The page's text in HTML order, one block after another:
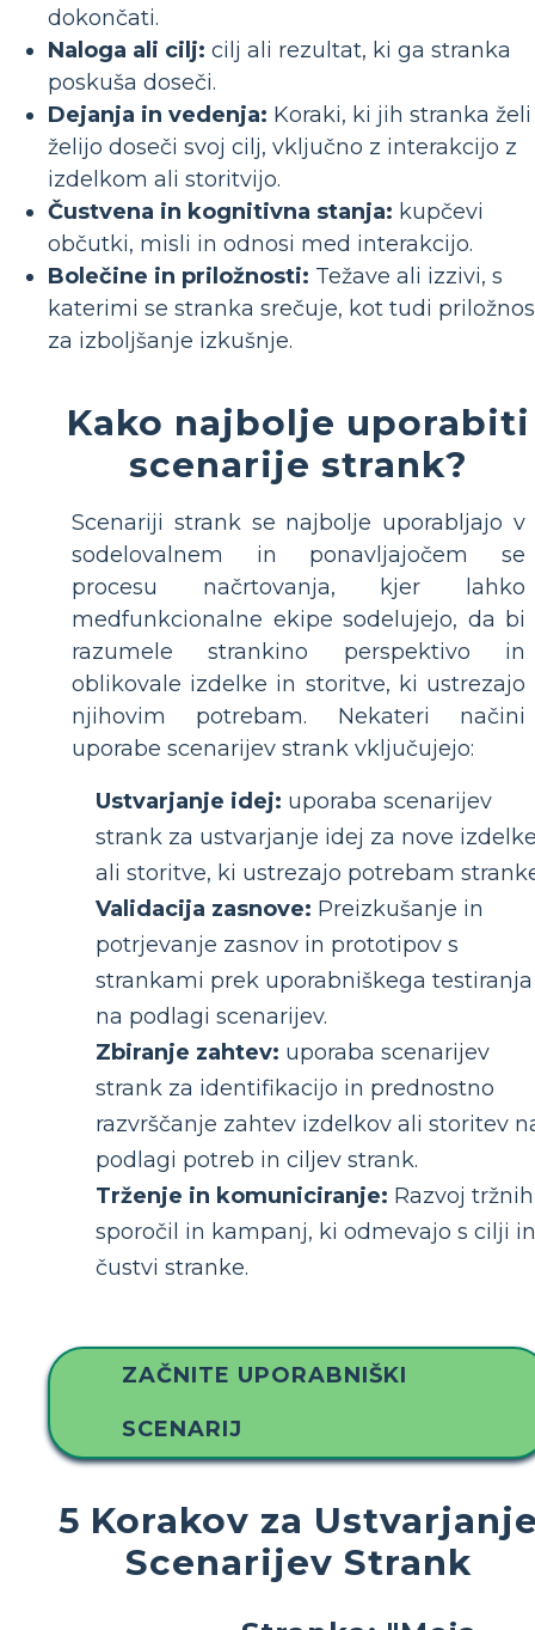
dokončati.
Naloga ali cilj: cilj ali rezultat, ki ga stranka
poskuša doseči.
Dejanja in vedenja: Koraki, ki jih stranka želi
želijo doseči svoj cilj, vključno z interakcijo z
izdelkom ali storitvijo.
Čustvena in kognitivna stanja: kupčevi
občutki, misli in odnosi med interakcijo.
Bolečine in priložnosti: Težave ali izzivi, s
katerimi se stranka srečuje, kot tudi
za izboljšanje izkušnje.
Kako najbolje uporabiti
scenarije strank?
Scenariji strank se najbolje uporabljajo v
sodelovalnem in ponavljajočem se
procesu načrtovanja, kjer lahko
medfunkcionalne ekipe sodelujejo, da bi
razumele strankino perspektivo in
oblikovale izdelke in storitve, ki ustrezajo
njihovim potrebam. Nekateri načini
uporabe scenarijev strank vključujejo:
Ustvarjanje idej: uporaba scenarijev
strank za ustvarjanje idej za nove
ali storitve, ki ustrezajo potrebam
Validacija zasnove: Preizkušanje in
potrjevanje zasnov in prototipov s
strankami prek uporabniškega testiranja
na podlagi scenarijev.
Zbiranje zahtev: uporaba scenarijev
strank za identifikacijo in prednostno
razvrščanje zahtev izdelkov ali storitev
podlagi potreb in ciljev strank.
Trženje in komuniciranje: Razvoj tržnih
sporočil in kampanj, ki odmevajo s cilji in
čustvi stranke.
ZAČNITE UPORABNIŠKI
SCENARIJ
5 Korakov za
Scenarijev Strank